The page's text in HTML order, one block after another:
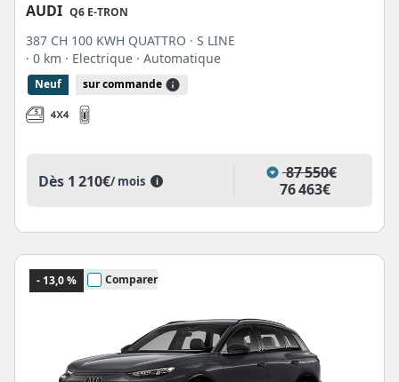
AUDI Q6 E-TRON
387 CH 100 KWH QUATTRO · S LINE
· 0 km · Electrique · Automatique
Neuf sur commande
Dès 1 210€/ mois i
87 550€
76 463€
- 13,0 % Comparer